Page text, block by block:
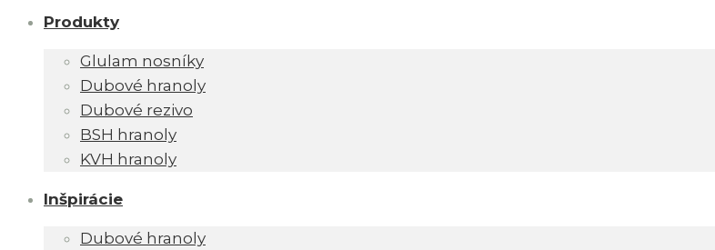
Produkty
Glulam nosníky
Dubové hranoly
Dubové rezivo
BSH hranoly
KVH hranoly
Inšpirácie
Dubové hranoly